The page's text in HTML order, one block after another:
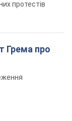
протестів
Грема про